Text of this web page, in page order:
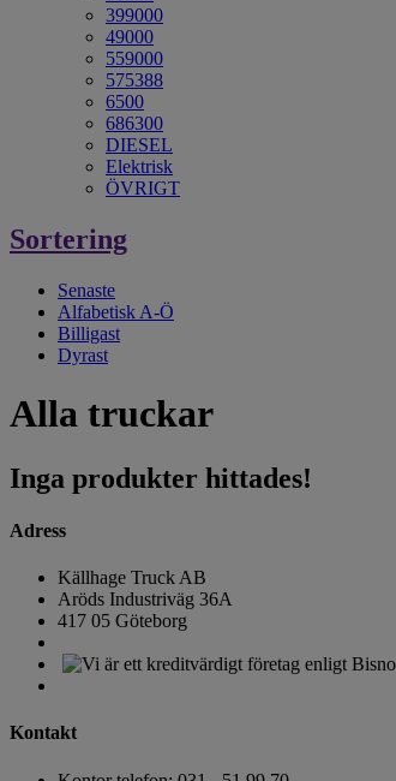
399000
49000
559000
575388
6500
686300
DIESEL
Elektrisk
ÖVRIGT
Sortering
Senaste
Alfabetisk A-Ö
Billigast
Dyrast
Alla truckar
Inga produkter hittades!
Adress
Källhage Truck AB
Aröds Industriväg 36A
417 05 Göteborg
Kontakt